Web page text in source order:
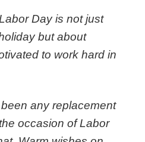
Day is not just
but about
to work hard in
any replacement
occasion of Labor